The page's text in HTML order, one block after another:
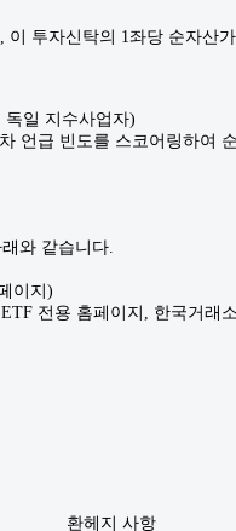
투자신탁의 1좌당 순자산
독일 지수사업자)
언급 빈도를 스코어링하여
와 같습니다.
이지)
전용 홈페이지, 한국거래
환헤지 사항